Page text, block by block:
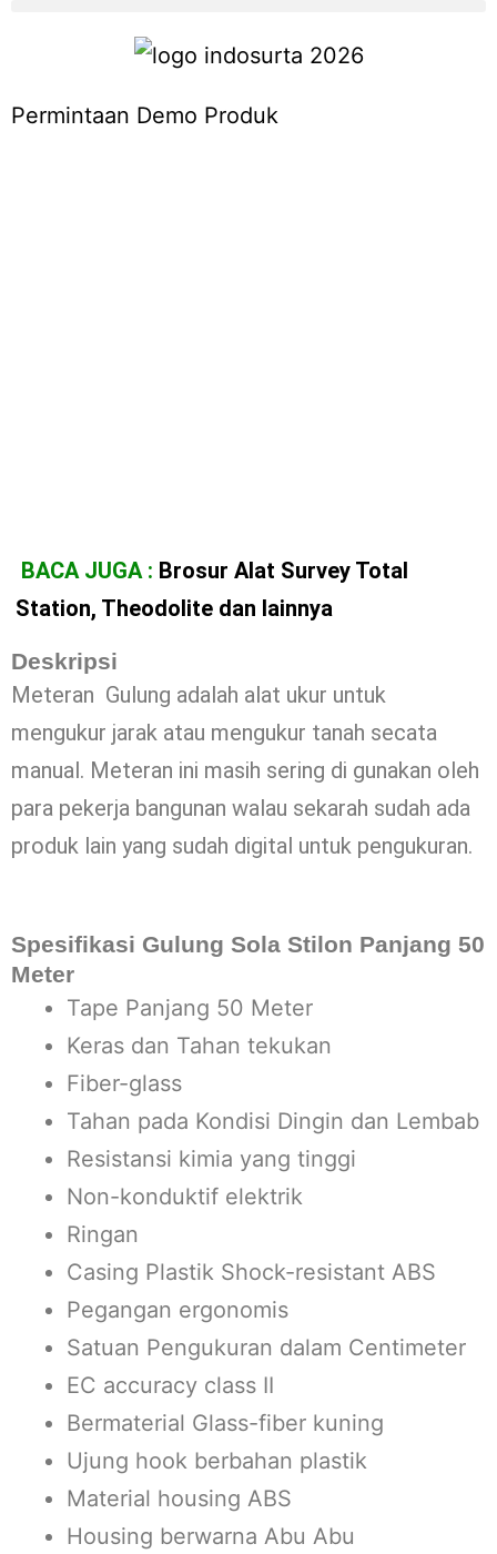
Permintaan Demo Produk
BACA JUGA : Brosur Alat Survey Total
Station, Theodolite dan lainnya
Deskripsi
Meteran Gulung adalah alat ukur untuk
mengukur jarak atau mengukur tanah secata
manual. Meteran ini masih sering di gunakan oleh
para pekerja bangunan walau sekarah sudah ada
produk lain yang sudah digital untuk pengukuran.
Spesifikasi Gulung Sola Stilon Panjang 50
Meter
Tape Panjang 50 Meter
Keras dan Tahan tekukan
Fiber-glass
Tahan pada Kondisi Dingin dan Lembab
Resistansi kimia yang tinggi
Non-konduktif elektrik
Ringan
Casing Plastik Shock-resistant ABS
Pegangan ergonomis
Satuan Pengukuran dalam Centimeter
EC accuracy class II
Bermaterial Glass-fiber kuning
Ujung hook berbahan plastik
Material housing ABS
Housing berwarna Abu Abu